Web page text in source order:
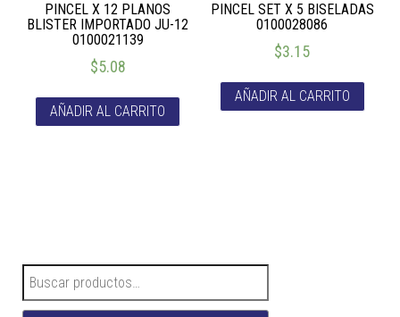
PINCEL X 12 PLANOS
BLISTER IMPORTADO JU-12
0100021139
$5.08
AÑADIR AL CARRITO
PINCEL SET X 5 BISELADAS
0100028086
$3.15
AÑADIR AL CARRITO
Buscar por: